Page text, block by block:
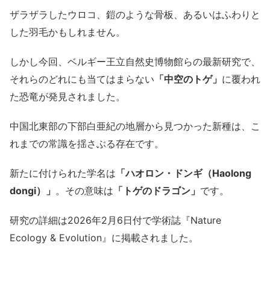
ザラザラしたウロコ、鎧のような骨板、あるいはふわりと
した羽毛かもしれません。
しかし今回、ベルギー王立自然史博物館らの最新研究で、
それらのどれにも当てはまらない 「中空のトゲ」 に覆われ
た恐竜が発見されました。
中国北東部の下部白亜紀の地層から見つかった新種は、こ
れまでの常識を揺さぶる存在です。
新たに付けられた学名は 「ハオロン・ドンギ（Haolong
dongi）」 。その意味は 「トゲのドラゴン」 です。
研究の詳細は2026年2月6日付で学術誌『Nature
Ecology & Evolution』に掲載されました。